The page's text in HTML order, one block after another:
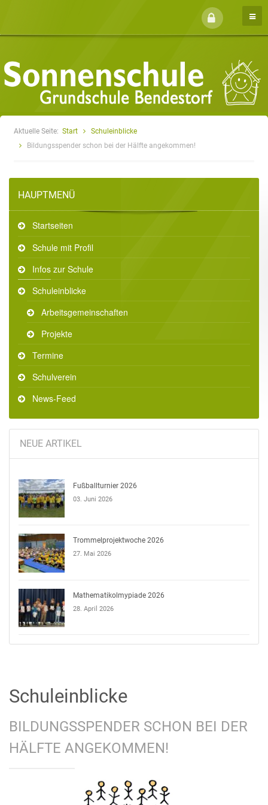
Aktuelle Seite: Start
Schuleinblicke
Bildungsspender schon bei der Hälfte angekommen!
HAUPTMENÜ
Startseiten
Schule mit Profil
Infos zur Schule
Schuleinblicke
Arbeitsgemeinschaften
Projekte
Termine
Schulverein
News-Feed
NEUE ARTIKEL
Fußballturnier 2026
03. Juni 2026
Trommelprojektwoche 2026
27. Mai 2026
Mathematikolmypiade 2026
28. April 2026
Schuleinblicke
BILDUNGSSPENDER SCHON BEI DER
HÄLFTE ANGEKOMMEN!